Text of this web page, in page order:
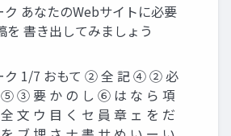
ク あなたのWebサイトに必要
を 書き出してみましょう
ク 1/7 おもて ② 全 記 ④ ② 必
⑤ ③ 要 か の し ⑥ は な ら 項
文 ウ 目 く セ 員 章 ェ を だ